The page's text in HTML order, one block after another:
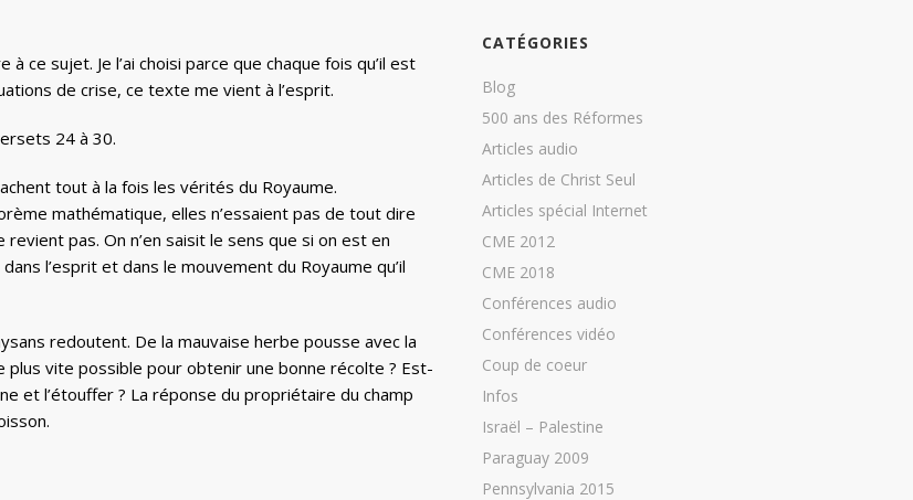
ce sujet. Je l’ai choisi parce que chaque fois qu’il est
de crise, ce texte me vient à l’esprit.
24 à 30.
tout à la fois les vérités du Royaume.
mathématique, elles n’essaient pas de tout dire
pas. On n’en saisit le sens que si on est en
l’esprit et dans le mouvement du Royaume qu’il
redoutent. De la mauvaise herbe pousse avec la
vite possible pour obtenir une bonne récolte ? Est-
et l’étouffer ? La réponse du propriétaire du champ
CATÉGORIES
Blog
500 ans des Réformes
Articles audio
Articles de Christ Seul
Articles spécial Internet
CME 2012
CME 2018
Conférences audio
Conférences vidéo
Coup de coeur
Infos
Israël – Palestine
Paraguay 2009
Pennsylvania 2015